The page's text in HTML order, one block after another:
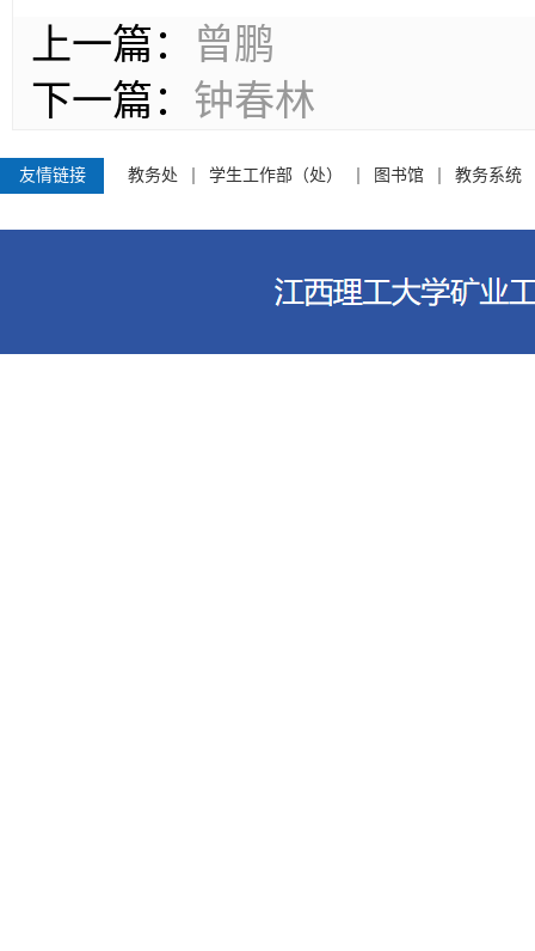
上一篇：
曾鹏
下一篇： 钟春林
友情链接 教务处 学生工作部（处） 图书馆 教务系统